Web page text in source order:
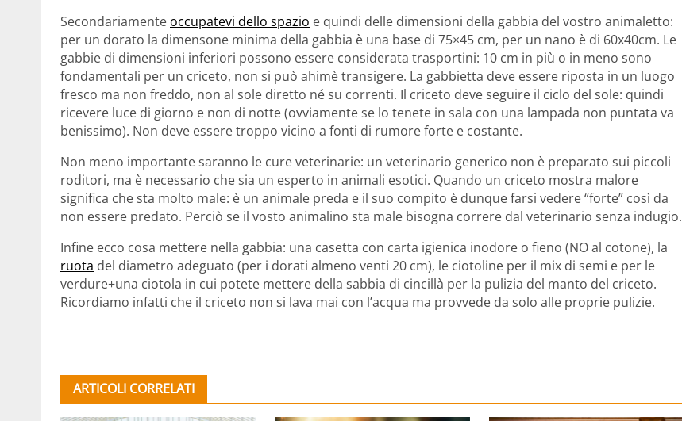
Secondariamente occupatevi dello spazio e quindi delle dimensioni della gabbia del vostro animaletto:
per un dorato la dimensone minima della gabbia è una base di 75×45 cm, per un nano è di 60x40cm. Le
gabbie di dimensioni inferiori possono essere considerata trasportini: 10 cm in più o in meno sono
fondamentali per un criceto, non si può ahimè transigere. La gabbietta deve essere riposta in un luogo
fresco ma non freddo, non al sole diretto né su correnti. Il criceto deve seguire il ciclo del sole: quindi
ricevere luce di giorno e non di notte (ovviamente se lo tenete in sala con una lampada non puntata va
benissimo). Non deve essere troppo vicino a fonti di rumore forte e costante.
Non meno importante saranno le cure veterinarie: un veterinario generico non è preparato sui piccoli
roditori, ma è necessario che sia un esperto in animali esotici. Quando un criceto mostra malore
significa che sta molto male: è un animale preda e il suo compito è dunque farsi vedere “forte” così da
non essere predato. Perciò se il vosto animalino sta male bisogna correre dal veterinario senza indugio.
Infine ecco cosa mettere nella gabbia: una casetta con carta igienica inodore o fieno (NO al cotone), la
ruota del diametro adeguato (per i dorati almeno venti 20 cm), le ciotoline per il mix di semi e per le
verdure+una ciotola in cui potete mettere della sabbia di cincillà per la pulizia del manto del criceto.
Ricordiamo infatti che il criceto non si lava mai con l’acqua ma provvede da solo alle proprie pulizie.
ARTICOLI CORRELATI